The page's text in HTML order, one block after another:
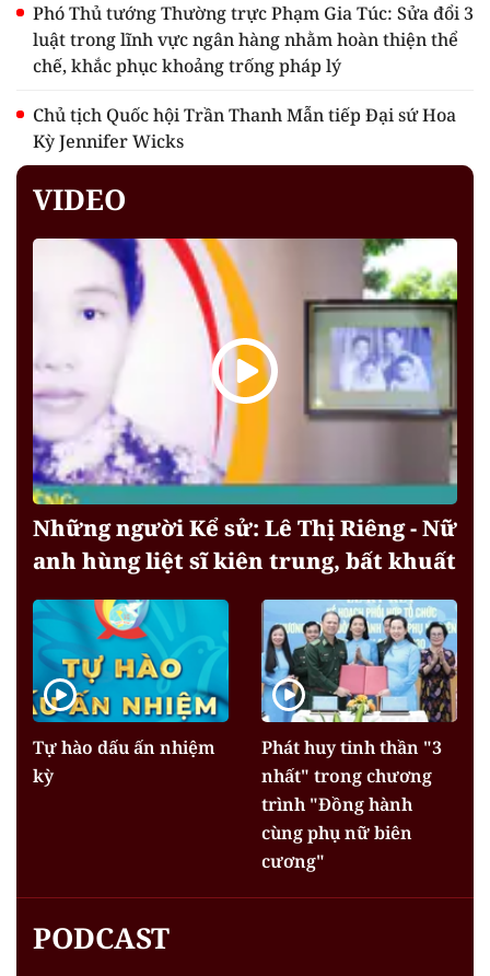
Phó Thủ tướng Thường trực Phạm Gia Túc: Sửa đổi 3
luật trong lĩnh vực ngân hàng nhằm hoàn thiện thể
chế, khắc phục khoảng trống pháp lý
Chủ tịch Quốc hội Trần Thanh Mẫn tiếp Đại sứ Hoa
Kỳ Jennifer Wicks
VIDEO
Những người Kể sử: Lê Thị Riêng - Nữ
anh hùng liệt sĩ kiên trung, bất khuất
Tự hào dấu ấn nhiệm
kỳ
Phát huy tinh thần "3
nhất" trong chương
trình "Đồng hành
cùng phụ nữ biên
cương"
PODCAST